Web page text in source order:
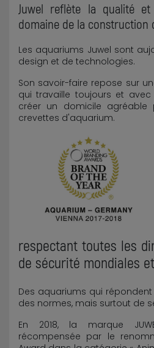
Juwel reflète la qualité
domaine de la construction
Les aquariums Juwel sont
design et de technologies.
Son savoir-faire repose sur
qui travaille toujours et
créer un domicile
crevettes d'aquarium.
respectant toutes les
de sécurité mondiales
Des aquariums qui
des normes, mais surtout de
En 2018, la marque
récompensée par le